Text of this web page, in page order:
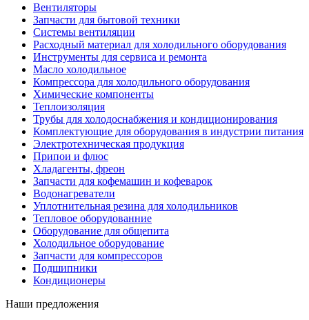
Вентиляторы
Запчасти для бытовой техники
Системы вентиляции
Расходный материал для холодильного оборудования
Инструменты для сервиса и ремонта
Масло холодильное
Компрессора для холодильного оборудования
Химические компоненты
Теплоизоляция
Трубы для холодоснабжения и кондиционирования
Комплектующие для оборудования в индустрии питания
Электротехническая продукция
Припои и флюс
Хладагенты, фреон
Запчасти для кофемашин и кофеварок
Водонагреватели
Уплотнительная резина для холодильников
Тепловое оборудованние
Оборудование для общепита
Холодильное оборудование
Запчасти для компрессоров
Подшипники
Кондиционеры
Наши предложения